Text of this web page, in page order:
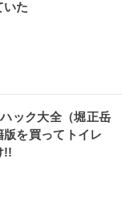
いた
ック大全（堀正岳
を買ってトイレ
!!